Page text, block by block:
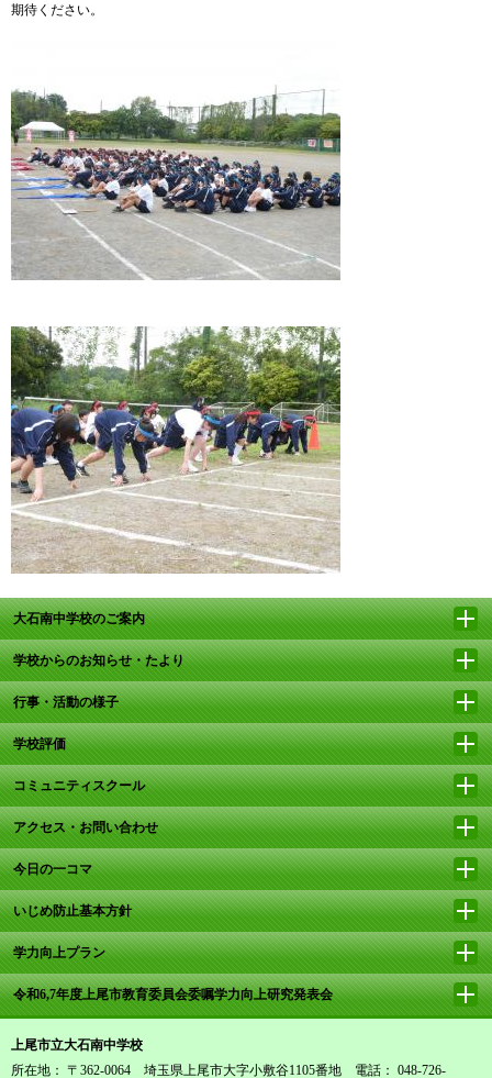
期待ください。
大石南中学校のご案内
学校からのお知らせ・たより
行事・活動の様子
学校評価
コミュニティスクール
アクセス・お問い合わせ
今日の一コマ
いじめ防止基本方針
学力向上プラン
令和6,7年度上尾市教育委員会委嘱学力向上研究発表会
上尾市立大石南中学校
所在地： 〒362-0064 埼玉県上尾市大字小敷谷1105番地 電話： 048‐726‐